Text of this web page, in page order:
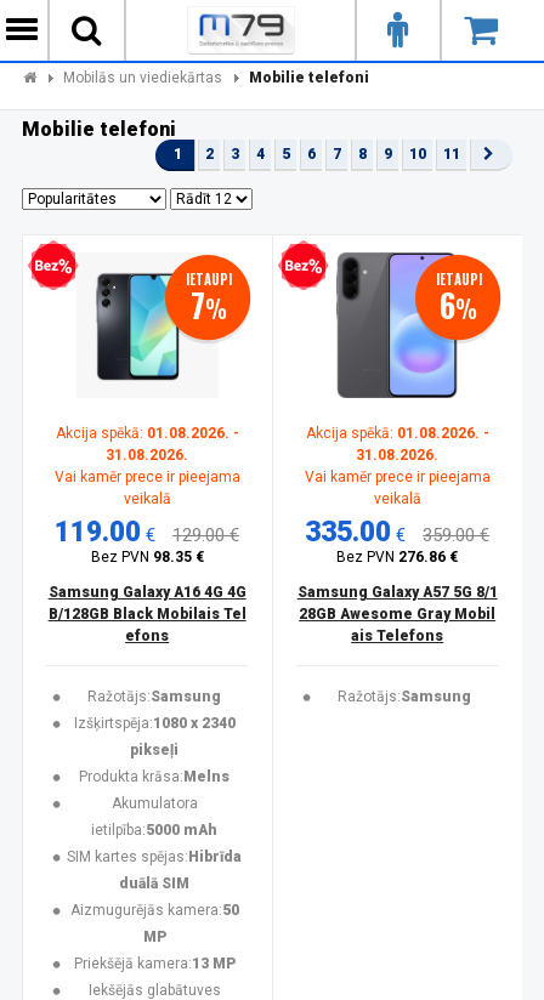
Mobilās un viediekārtas Mobilie telefoni
Mobilie telefoni
1 2 3 4 5 6 7 8 9 10 11
kredīts IETAUPI
7%
Akcija spēkā: 01.08.2026. -
31.08.2026.
Vai kamēr prece ir pieejama
veikalā
119.00 € 129.00 €
Bez PVN 98.35 €
Samsung Galaxy A16 4G 4G
B/128GB Black Mobilais Tel
efons
Ražotājs:Samsung
Izšķirtspēja:1080 x 2340
pikseļi
Produkta krāsa: Melns
Akumulatora
ietilpība:5000 mAh
SIM kartes spējas: Hibrīda
duālā SIM
Aizmugurējās kamera:50
MP
Priekšējā kamera:13 MP
Iekšējās glabātuves
Bezprocentu kredīts IETAUPI
6%
Akcija spēkā: 01.08.2026. -
31.08.2026.
Vai kamēr prece ir pieejama
veikalā
335.00 € 359.00 €
Bez PVN 276.86 €
Samsung Galaxy A57 5G 8/1
28GB Awesome Gray Mobil
ais Telefons
Ražotājs:Samsung